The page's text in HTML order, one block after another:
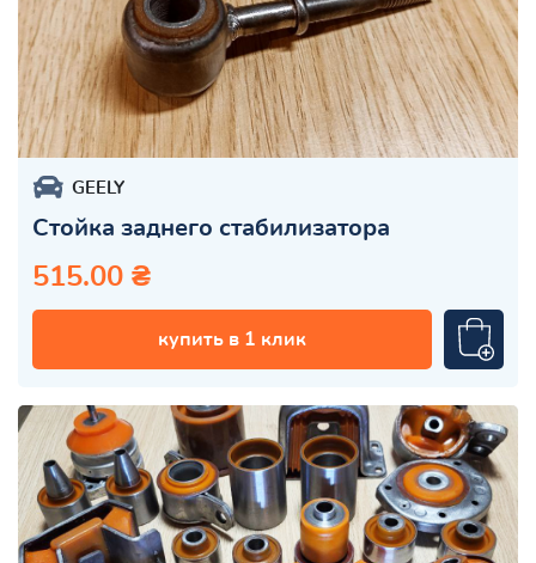
GEELY
Стойка заднего стабилизатора
515.00 ₴
купить в 1 клик